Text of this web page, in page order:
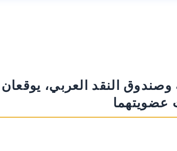
النقد العربي،
عضويتهما